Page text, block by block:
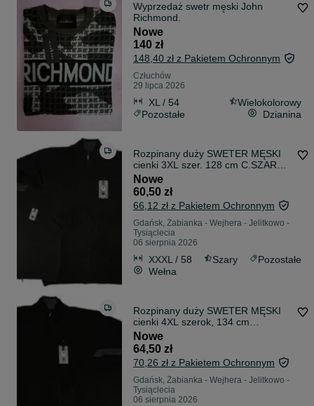
Wyprzedaż swetr męski John
Richmond.
Nowe
140 zł
148,40 zł z Pakietem Ochronnym
Człuchów
29 lipca 2026
XL / 54
Wielokolorowy
Pozostałe
Dzianina
Rozpinany duży SWETER MĘSKI
cienki 3XL szer. 128 cm C.SZARY z
zamkiem
Nowe
60,50 zł
66,12 zł z Pakietem Ochronnym
Gdańsk, Żabianka - Wejhera - Jelitkowo -
Tysiąclecia
06 sierpnia 2026
XXXL / 58 Szary
Pozostałe
Wełna
Rozpinany duży SWETER MĘSKI
cienki 4XL szerok, 134 cm
CZARNY z zamkiem
Nowe
64,50 zł
70,26 zł z Pakietem Ochronnym
Gdańsk, Żabianka - Wejhera - Jelitkowo -
Tysiąclecia
06 sierpnia 2026